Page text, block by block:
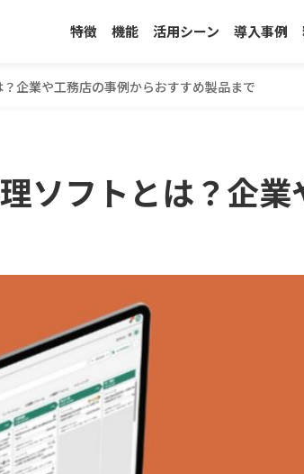
特徴 機能 活用シーン 導入事例
企業や工務店の事例からおすすめ製品まで
ソフトとは？企